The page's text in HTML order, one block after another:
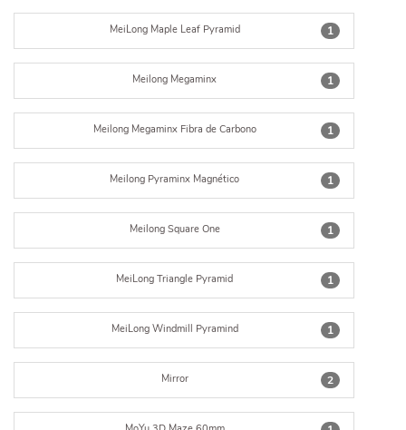
1
MeiLong Maple Leaf Pyramid
1
Meilong Megaminx
1
Meilong Megaminx Fibra de Carbono
1
Meilong Pyraminx Magnético
1
Meilong Square One
1
MeiLong Triangle Pyramid
1
MeiLong Windmill Pyramind
2
Mirror